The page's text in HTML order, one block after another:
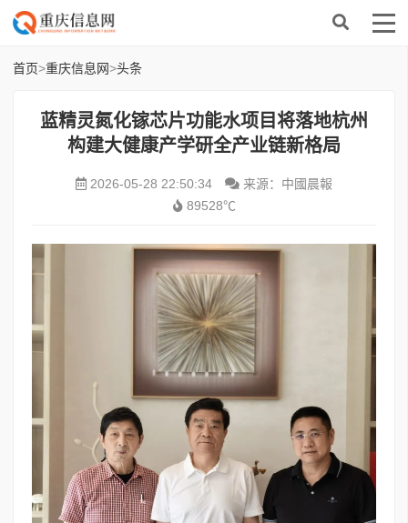
首页>重庆信息网>头条
蓝精灵氮化镓芯片功能水项目将落地杭州
构建大健康产学研全产业链新格局
2026-05-28 22:50:34
来源：中國晨報
89528℃